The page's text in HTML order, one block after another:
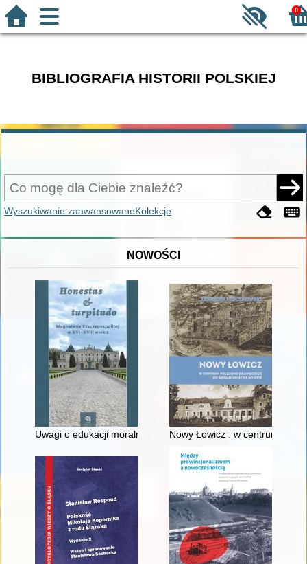
0
BIBLIOGRAFIA HISTORII POLSKIEJ
Wyszukiwanie zaawansowaneKolekcje
NOWOŚCI
Uwagi o edukacji moralnej synów szlacheckich w XVI-
Nowy Łowicz : w centrum